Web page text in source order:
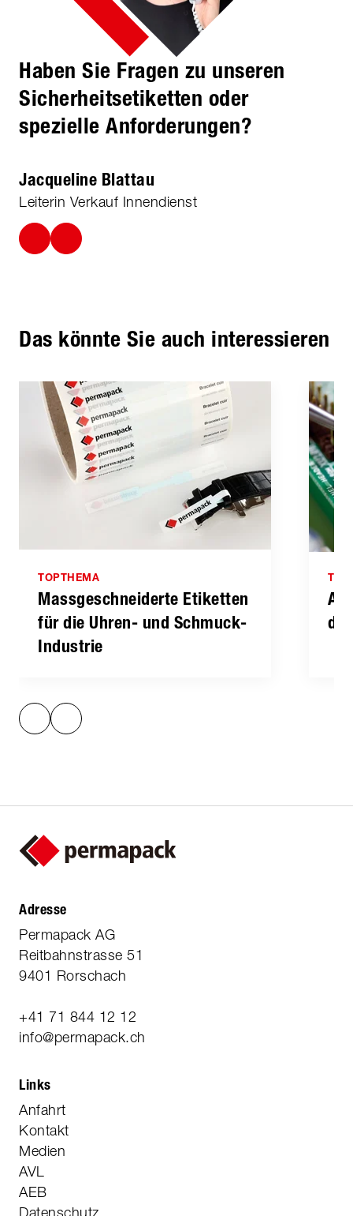
Haben Sie Fragen zu unseren
Sicherheitsetiketten oder
spezielle Anforderungen?
Jacqueline Blattau
Leiterin Verkauf Innendienst
Das könnte Sie auch interessieren
TOPTHEMA
Massgeschnei­derte Etiketten
für die Uhren- und Schmuck-
Industrie
Adresse
Permapack AG
Reitbahnstrasse 51
9401 Rorschach
+41 71 844 12 12
info@permapack.ch
Links
Anfahrt
Kontakt
Medien
AVL
AEB
Datenschutz